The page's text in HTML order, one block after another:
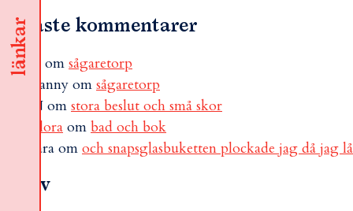
länkar
Senaste kommentarer
om sågaretorp
Fanny om sågaretorp
N om stora beslut och små skor
Flora om bad och bok
sara om och snapsglasbuketten plockade jag då
Arkiv